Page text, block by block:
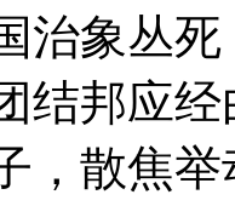
治象丛
结邦应
，散焦